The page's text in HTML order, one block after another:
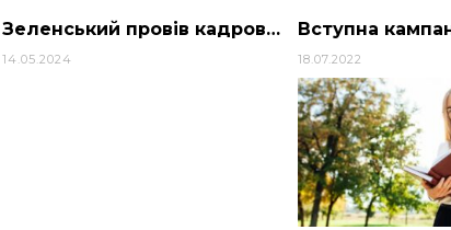
Зеленський провів кадрові зміни в керівництві розвідки: подробиці
14.05.2024 18.07.2022